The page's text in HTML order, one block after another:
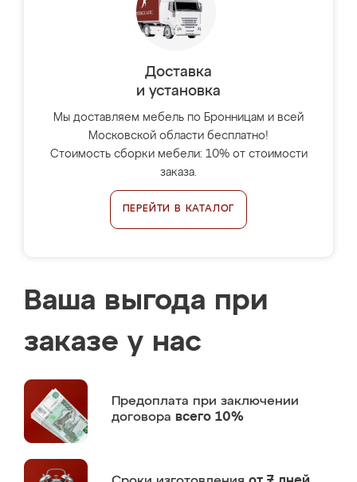
Доставка
и установка
Мы доставляем мебель по Бронницам и всей
Московской области бесплатно!
Стоимость сборки мебели: 10% от стоимости
заказа.
ПЕРЕЙТИ В КАТАЛОГ
Ваша выгода при
заказе у нас
Предоплата при заключении
договора всего 10%